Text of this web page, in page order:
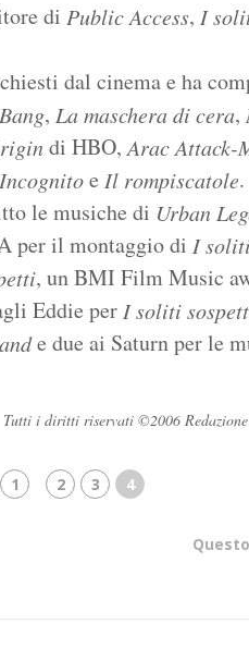
di Public Access, I
dal cinema e ha
, La maschera di cera,
di HBO, Arac Attack-
Incognitoe Il rompiscatole.
le musiche di Urban
per il montaggio di I
, un BMI Film Music
Eddie perI soliti
e due ai Saturn per le
Tutti i diritti riservati ©2006 Redazione
1 2 3 4